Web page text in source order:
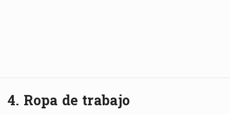
4. Ropa de trabajo